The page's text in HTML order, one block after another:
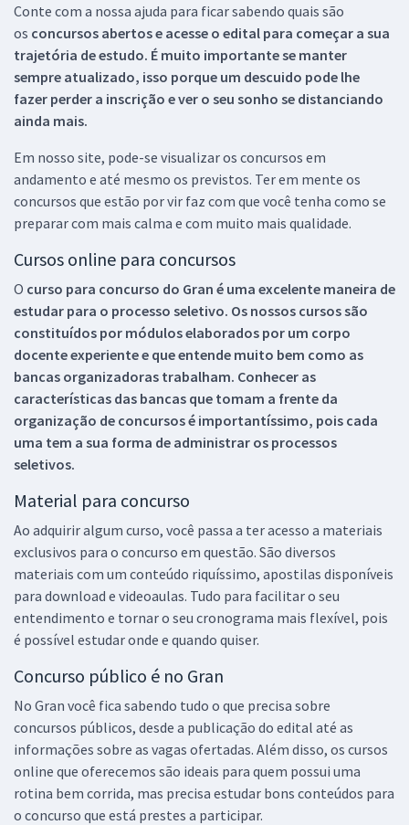
Conte com a nossa ajuda para ficar sabendo quais são
os concursos abertos e acesse o edital para começar a sua
trajetória de estudo. É muito importante se manter
sempre atualizado, isso porque um descuido pode lhe
fazer perder a inscrição e ver o seu sonho se distanciando
ainda mais.
Em nosso site, pode-se visualizar os concursos em
andamento e até mesmo os previstos. Ter em mente os
concursos que estão por vir faz com que você tenha como se
preparar com mais calma e com muito mais qualidade.
Cursos online para concursos
O curso para concurso do Gran é uma excelente maneira de
estudar para o processo seletivo. Os nossos cursos são
constituídos por módulos elaborados por um corpo
docente experiente e que entende muito bem como as
bancas organizadoras trabalham. Conhecer as
características das bancas que tomam a frente da
organização de concursos é importantíssimo, pois cada
uma tem a sua forma de administrar os processos
seletivos.
Material para concurso
Ao adquirir algum curso, você passa a ter acesso a materiais
exclusivos para o concurso em questão. São diversos
materiais com um conteúdo riquíssimo, apostilas disponíveis
para download e videoaulas. Tudo para facilitar o seu
entendimento e tornar o seu cronograma mais flexível, pois
é possível estudar onde e quando quiser.
Concurso público é no Gran
No Gran você fica sabendo tudo o que precisa sobre
concursos públicos, desde a publicação do edital até as
informações sobre as vagas ofertadas. Além disso, os cursos
online que oferecemos são ideais para quem possui uma
rotina bem corrida, mas precisa estudar bons conteúdos para
o concurso que está prestes a participar.